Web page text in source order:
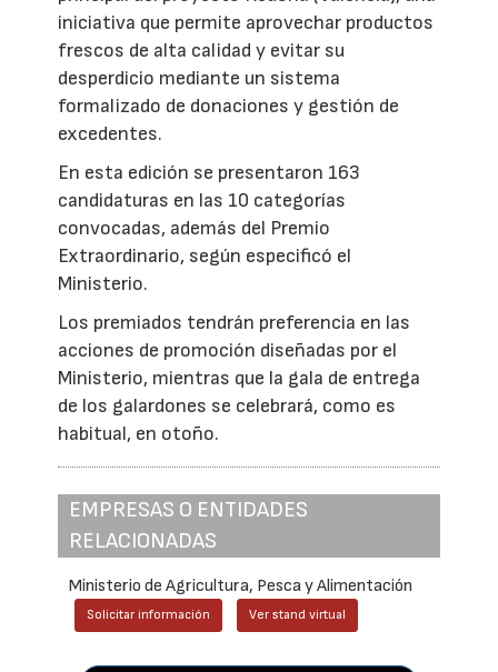
iniciativa que permite aprovechar productos
frescos de alta calidad y evitar su
desperdicio mediante un sistema
formalizado de donaciones y gestión de
excedentes.
En esta edición se presentaron 163
candidaturas en las 10 categorías
convocadas, además del Premio
Extraordinario, según especificó el
Ministerio.
Los premiados tendrán preferencia en las
acciones de promoción diseñadas por el
Ministerio, mientras que la gala de entrega
de los galardones se celebrará, como es
habitual, en otoño.
EMPRESAS O ENTIDADES
RELACIONADAS
Ministerio de Agricultura, Pesca y Alimentación
Solicitar información Ver stand virtual